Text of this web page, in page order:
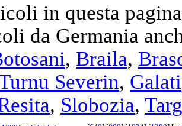
in questa
da Germania
, Braila,
Severin, Galati
, Slobozia,